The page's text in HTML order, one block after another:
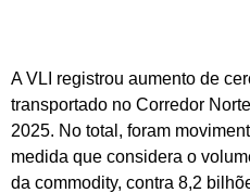
A VLI registrou aumento de
transportado no Corredor
2025. No total, foram
medida que considera o
da commodity, contra 8,2